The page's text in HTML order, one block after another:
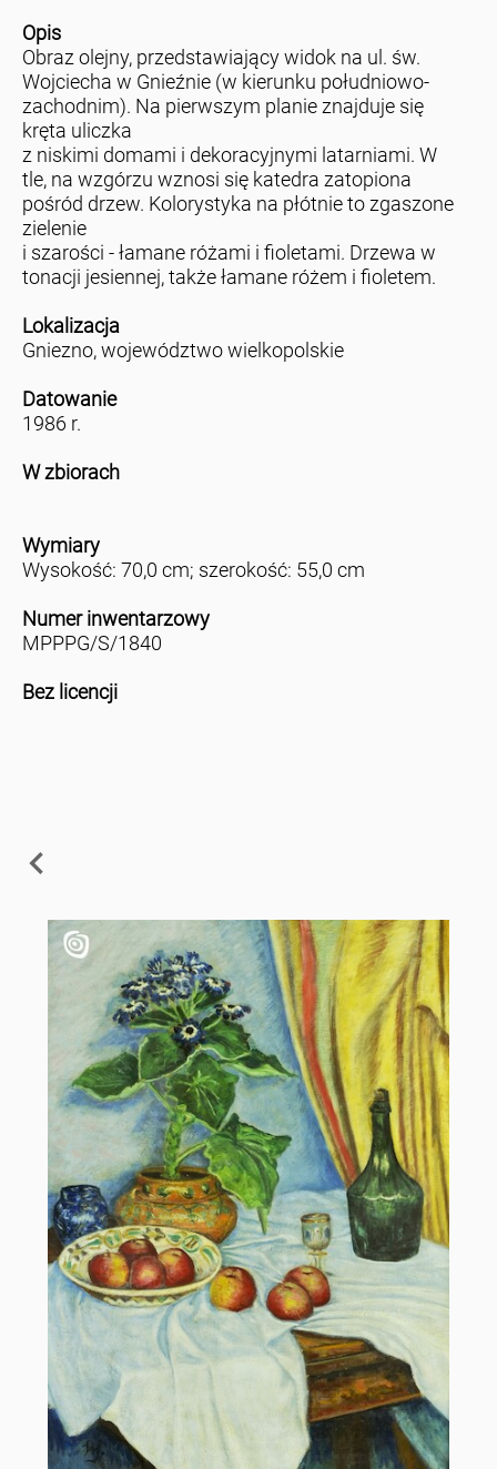
Opis
Obraz olejny, przedstawiający widok na ul. św.
Wojciecha w Gnieźnie (w kierunku południowo-
zachodnim). Na pierwszym planie znajduje się
kręta uliczka
z niskimi domami i dekoracyjnymi latarniami. W
tle, na wzgórzu wznosi się katedra zatopiona
pośród drzew. Kolorystyka na płótnie to zgaszone
zielenie
i szarości - łamane różami i fioletami. Drzewa w
tonacji jesiennej, także łamane różem i fioletem.
Lokalizacja
Gniezno, województwo wielkopolskie
Datowanie
1986 r.
W zbiorach
Wymiary
Wysokość: 70,0 cm; szerokość: 55,0 cm
Numer inwentarzowy
MPPPG/S/1840
Bez licencji